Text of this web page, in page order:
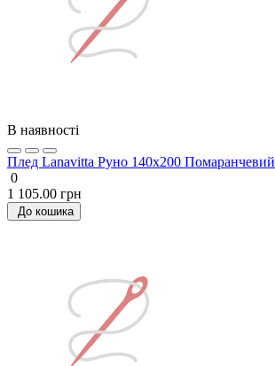
В наявності
Плед Lanavitta Руно 140х200 Помаранчевий
0
1 105.00 грн
До кошика